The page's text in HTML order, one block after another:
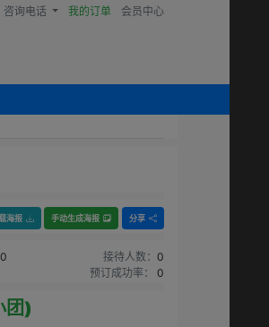
咨询电话 我的订单 会员中心
海报 手动生成海报 分享
0 接待人数： 0
预订成功率：
0
团)